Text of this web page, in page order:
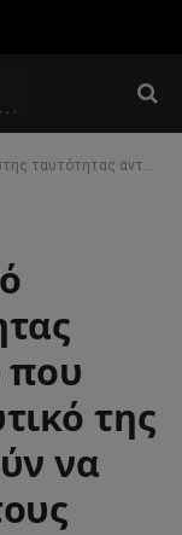
της Χιλής εξακολουθούν να προβληματίζουν τους επιστήμονες
που
της
να